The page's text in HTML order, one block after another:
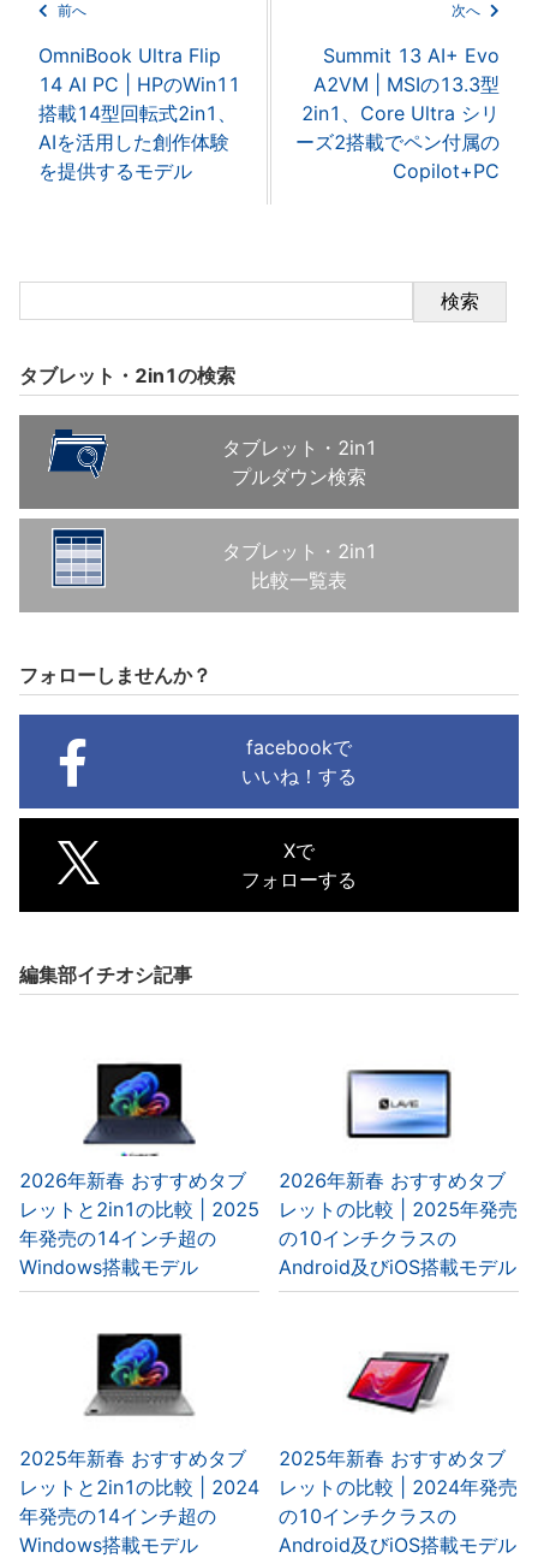
前へ
OmniBook Ultra Flip
14 AI PC | HPのWin11
搭載14型回転式2in1、
AIを活用した創作体験
を提供するモデル
次へ
Summit 13 AI+ Evo
A2VM | MSIの13.3型
2in1、Core Ultra シリ
ーズ2搭載でペン付属の
Copilot+PC
検索
タブレット・2in1の検索
タブレット・2in1
プルダウン検索
タブレット・2in1
比較一覧表
フォローしませんか？
facebookで
いいね！する
Xで
フォローする
編集部イチオシ記事
2026年新春 おすすめタブ
レットと2in1の比較 | 2025
年発売の14インチ超の
Windows搭載モデル
2026年新春 おすすめタブ
レットの比較 | 2025年発売
の10インチクラスの
Android及びiOS搭載モデル
2025年新春 おすすめタブ
レットと2in1の比較 | 2024
年発売の14インチ超の
Windows搭載モデル
2025年新春 おすすめタブ
レットの比較 | 2024年発売
の10インチクラスの
Android及びiOS搭載モデル